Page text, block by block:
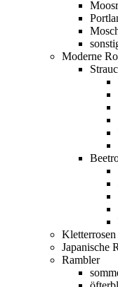
Moderne
Kletterrosen
Japanische
Rambler